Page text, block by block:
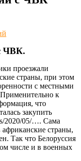
ЧВК.
проезжали
страны, при этом
с местными
Применительно к
что
закупить
2020/05/…. Сама
африканские страны,
Так что Белоруссия
числе и в военных